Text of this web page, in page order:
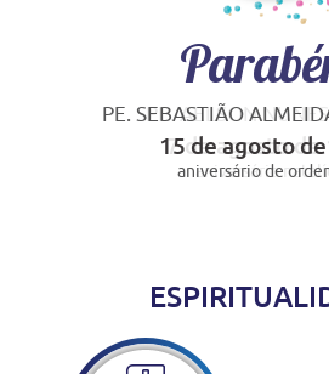
PE. SEBASTIÃO
15 de agosto
aniversário de